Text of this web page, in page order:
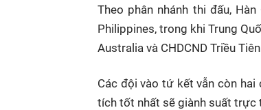
Theo phân nhánh thi đấu,
Philippines, trong khi Trung
Australia và CHDCND Triều
Các đội vào tứ kết vẫn còn
tích tốt nhất sẽ giành suất trực